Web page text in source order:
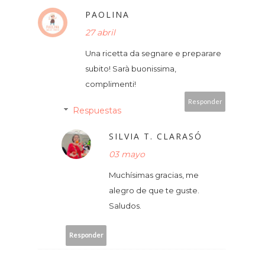
PAOLINA
27 abril
Una ricetta da segnare e preparare
subito! Sarà buonissima,
complimenti!
Responder
Respuestas
SILVIA T. CLARASÓ
03 mayo
Muchísimas gracias, me
alegro de que te guste.
Saludos.
Responder